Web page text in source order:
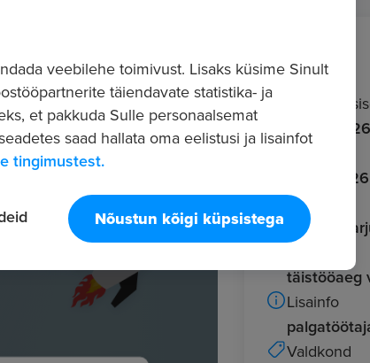
Info
Kuulutus
30.06.2026
29.07.2026
Asukoht
Tallinn,
täistööaeg
Lisainfo
Valdkond
veebilehe toimivust. Lisaks küsime Sinult
täiendavate statistika- ja
et pakkuda Sulle personaalsemat
saad hallata oma eelistusi ja lisainfot
tingimustest.
Nõustun kõigi küpsistega